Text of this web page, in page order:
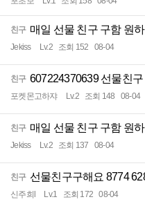
친구 매일 선물 친구 구함 원
Jekiss Lv.2 조회 152 08-04
친구 607224370639 선물친
포켓몬고하쟈 Lv.2 조회 148 08-04
친구 매일 선물 친구 구함 원
Jekiss Lv.2 조회 137 08-04
친구 선물친구구해요 8774
신주희l Lv.1 조회 172 08-04